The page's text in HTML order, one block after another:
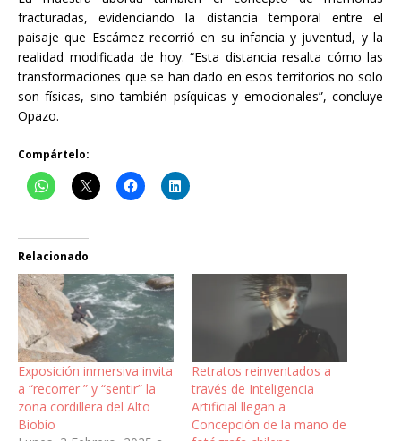
fracturadas, evidenciando la distancia temporal entre el
paisaje que Escámez recorrió en su infancia y juventud, y la
realidad modificada de hoy. “Esta distancia resalta cómo las
transformaciones que se han dado en esos territorios no solo
son físicas, sino también psíquicas y emocionales”, concluye
Opazo.
Compártelo:
Relacionado
Exposición inmersiva invita
a “recorrer ” y “sentir” la
zona cordillera del Alto
Biobío
Retratos reinventados a
través de Inteligencia
Artificial llegan a
Concepción de la mano de